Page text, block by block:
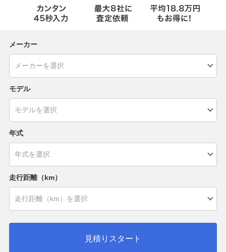
メーカー
モデル
年式
走行距離（km）
見積りスタート